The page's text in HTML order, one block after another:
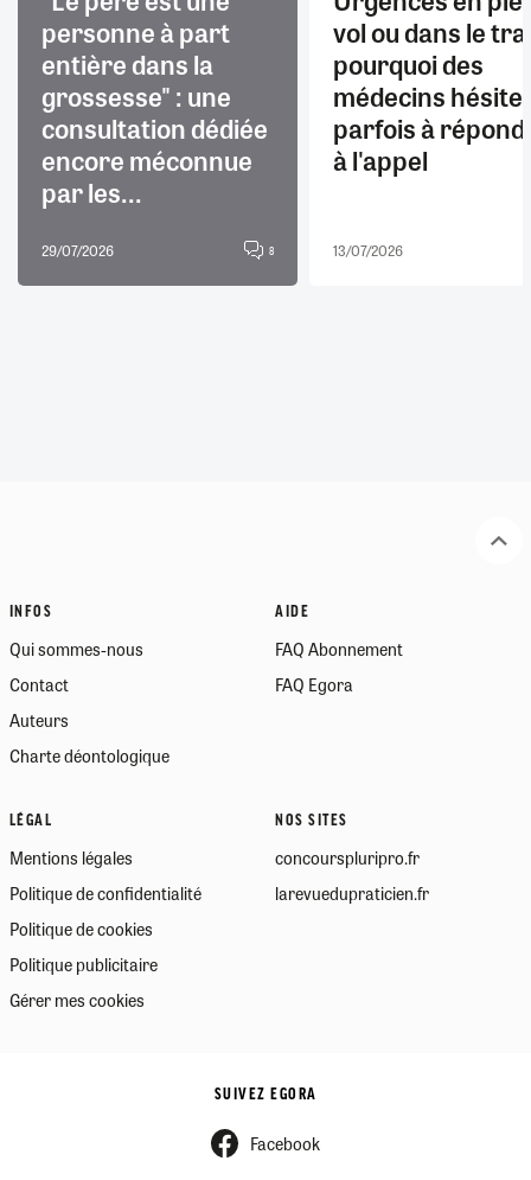
personne à part
entière dans la
grossesse" : une
consultation dédiée
encore méconnue
par les...
29/07/2026 8
vol ou dans le
pourquoi des
médecins
parfois à
à l'appel
13/07/2026
INFOS
Qui sommes-nous
Contact
Auteurs
Charte déontologique
AIDE
FAQ Abonnement
FAQ Egora
LÉGAL
Mentions légales
Politique de confidentialité
Politique de cookies
Politique publicitaire
Gérer mes cookies
NOS SITES
concourspluripro.fr
larevuedupraticien.fr
SUIVEZ EGORA
Facebook